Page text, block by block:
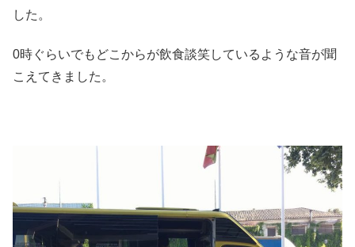
した。
0時ぐらいでもどこからが飲食談笑しているような音が聞
こえてきました。